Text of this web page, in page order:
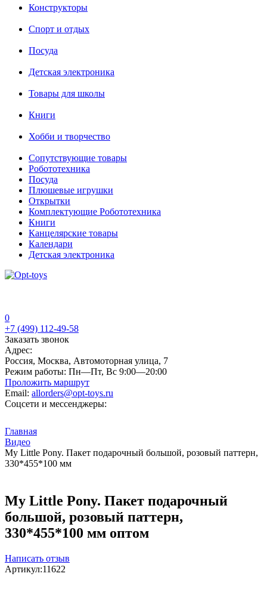
Конструкторы
Спорт и отдых
Посуда
Детская электроника
Товары для школы
Книги
Хобби и творчество
Сопутствующие товары
Робототехника
Посуда
Плюшевые игрушки
Открытки
Комплектующие Робототехника
Книги
Канцелярские товары
Календари
Детская электроника
0
+7 (499) 112-49-58
Заказать звонок
Адрес:
Россия, Москва, Автомоторная улица, 7
Режим работы: Пн—Пт, Вс 9:00—20:00
Проложить маршрут
Email: allorders@opt-toys.ru
Соцсети и мессенджеры:
Главная
Видео
My Little Pony. Пакет подарочный большой, розовый паттерн,
330*455*100 мм
My Little Pony. Пакет подарочный
большой, розовый паттерн,
330*455*100 мм оптом
Написать отзыв
Артикул:11622